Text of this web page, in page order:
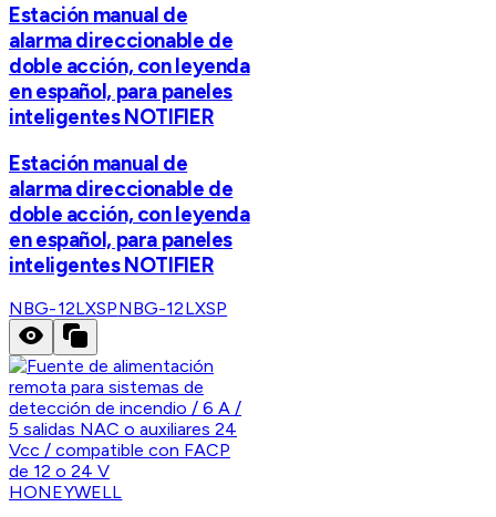
Estación manual de
alarma direccionable de
doble acción, con leyenda
en español, para paneles
inteligentes NOTIFIER
Estación manual de
alarma direccionable de
doble acción, con leyenda
en español, para paneles
inteligentes NOTIFIER
NBG-12LXSPNBG-12LXSP
HONEYWELL